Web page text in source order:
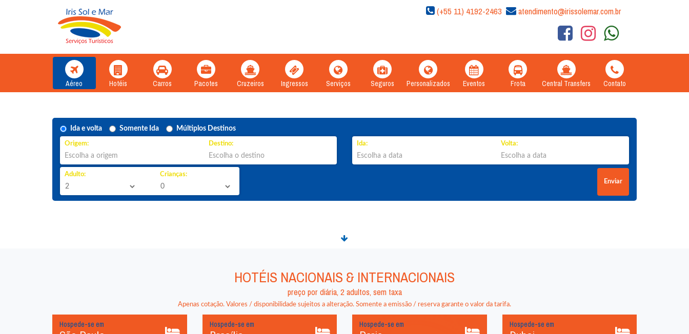
(+55 11) 4192-2463 atendimento@irissolemar.com.br
Aéreo Hotéis Carros Pacotes Cruzeiros Ingressos Serviços Seguros Personalizados Eventos Frota Central Transfers Contato
Ida e volta Somente Ida Múltiplos Destinos
Origem: Destino: Ida: Volta:
Adulto:
Crianças:
Enviar
HOTÉIS NACIONAIS & INTERNACIONAIS
preço por diária,2adultos,sem taxa
Apenas cotação. Valores / disponibilidade sujeitos a alteração. Somente a emissão / reserva garante o valor da tarifa.
Hospede-se em Hospede-se em Hospede-se em Hospede-se em